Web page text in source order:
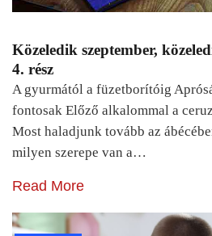
Közeledik szeptember,
4. rész
A gyurmától a füzetborítóig
fontosak Előző alkalommal a
Most haladjunk tovább az
milyen szerepe van a…
Read More